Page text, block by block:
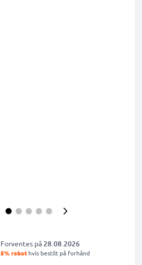
Forventes på 28.08.2026
5% rabat hvis bestilt på forhånd